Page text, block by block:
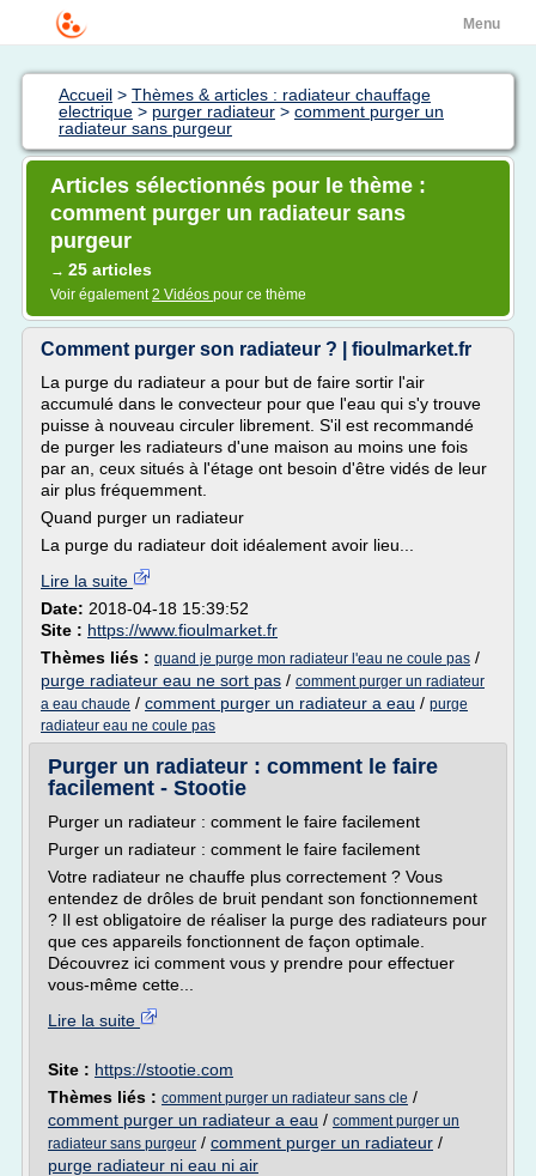
Menu
Accueil > Thèmes & articles : radiateur chauffage
electrique > purger radiateur > comment purger un
radiateur sans purgeur
Articles sélectionnés pour le thème :
comment purger un radiateur sans
purgeur
→ 25 articles
Voir également2 Vidéos pour ce thème
Comment purger son radiateur ? | fioulmarket.fr
La purge du radiateur a pour but de faire sortir l'air
accumulé dans le convecteur pour que l'eau qui s'y trouve
puisse à nouveau circuler librement. S'il est recommandé
de purger les radiateurs d'une maison au moins une fois
par an, ceux situés à l'étage ont besoin d'être vidés de leur
air plus fréquemment.
Quand purger un radiateur
La purge du radiateur doit idéalement avoir lieu...
Lire la suite
Date: 2018-04-18 15:39:52
Site : https://www.fioulmarket.fr
Thèmes liés : quand je purge mon radiateur l'eau ne coule pas /
purge radiateur eau ne sort pas / comment purger un radiateur
a eau chaude / comment purger un radiateur a eau / purge
radiateur eau ne coule pas
Purger un radiateur : comment le faire
facilement - Stootie
Purger un radiateur : comment le faire facilement
Purger un radiateur : comment le faire facilement
Votre radiateur ne chauffe plus correctement ? Vous
entendez de drôles de bruit pendant son fonctionnement
? Il est obligatoire de réaliser la purge des radiateurs pour
que ces appareils fonctionnent de façon optimale.
Découvrez ici comment vous y prendre pour effectuer
vous-même cette...
Lire la suite
Site : https://stootie.com
Thèmes liés : comment purger un radiateur sans cle /
comment purger un radiateur a eau / comment purger un
radiateur sans purgeur / comment purger un radiateur /
purge radiateur ni eau ni air